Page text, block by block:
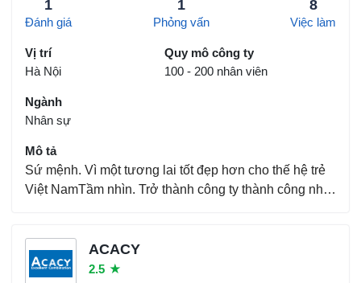
1
Đánh giá
1
Phỏng vấn
8
Việc làm
Vị trí
Hà Nội
Quy mô công ty
100 - 200 nhân viên
Ngành
Nhân sự
Mô tả
Sứ mệnh. Vì một tương lai tốt đẹp hơn cho thế hệ trẻ
Việt NamTầm nhìn. Trở thành công ty thành công nhất
thần đồng đội- Kiên trì- Lạc quan- Co...
ACACY
2.5 ★